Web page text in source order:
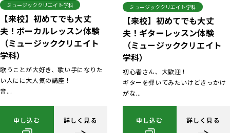
ミュージッククリエイト学科
【来校】初めてでも大丈
夫！ボーカルレッスン体験
（ミュージッククリエイト
学科）
歌うことが大好き、歌い手になりた
い人にに大人気の講座！
音...
申し込む 詳しく見る
ミュージッククリエイト学科
【来校】初めてでも大丈
夫！ギターレッスン体験
（ミュージッククリエイト
学科）
初心者さん、大歓迎！
ギターを弾いてみたいけどきっかけ
がな...
申し込む 詳しく見る